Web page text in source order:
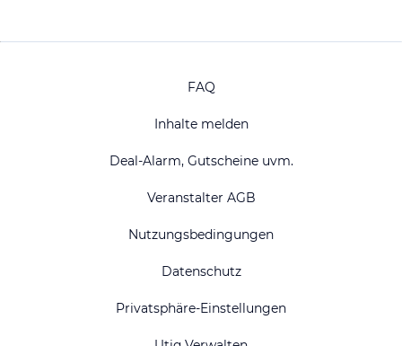
FAQ
Inhalte melden
Deal-Alarm, Gutscheine uvm.
Veranstalter AGB
Nutzungsbedingungen
Datenschutz
Privatsphäre-Einstellungen